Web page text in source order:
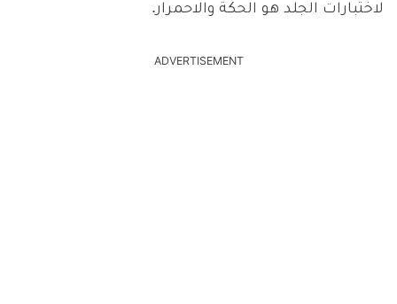
لاختبارات الجلد هو الحكة والاحمرار.
ADVERTISEMENT